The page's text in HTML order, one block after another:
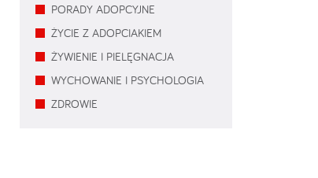
PORADY ADOPCYJNE
ŻYCIE Z ADOPCIAKIEM
ŻYWIENIE I PIELĘGNACJA
WYCHOWANIE I PSYCHOLOGIA
ZDROWIE